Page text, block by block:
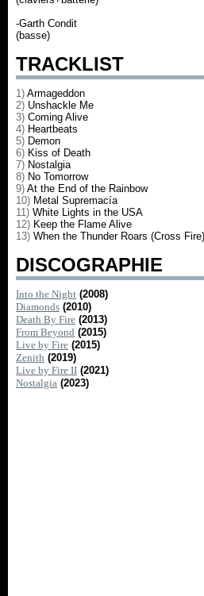
-Garth Condit
(basse)
TRACKLIST
1) Armageddon
2) Unshackle Me
3) Coming Alive
4) Heartbeats
5) Demon
6) Kiss of Death
7) Nostalgia
8) No Tomorrow
9) At the End of the Rainbow
10) Metal Supremacía
11) White Lights in the USA
12) Keep the Flame Alive
13) When the Thunder Roars (Cross Fire)
DISCOGRAPHIE
Into the Night (2008)
Diamonds (2010)
Death By Fire (2013)
From Beyond (2015)
Live by Fire (2015)
Zenith (2019)
Live by Fire II (2021)
Nostalgia (2023)